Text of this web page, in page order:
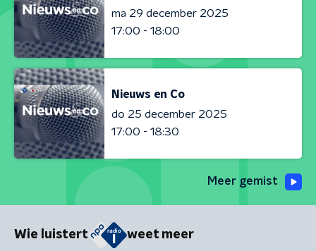
ma 29 december 2025
17:00 - 18:00
Nieuws en Co
do 25 december 2025
17:00 - 18:30
Meer gemist
Wie luistert weet meer